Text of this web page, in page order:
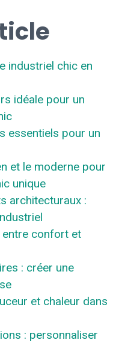
industriel chic en
idéale pour un
essentiels pour un
et le moderne pour
unique
architecturaux :
confort et
: créer une
et chaleur dans
: personnaliser